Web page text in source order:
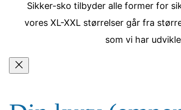
Sikker-sko tilbyder alle former for
vores XL-XXL størrelser går fra
som vi har